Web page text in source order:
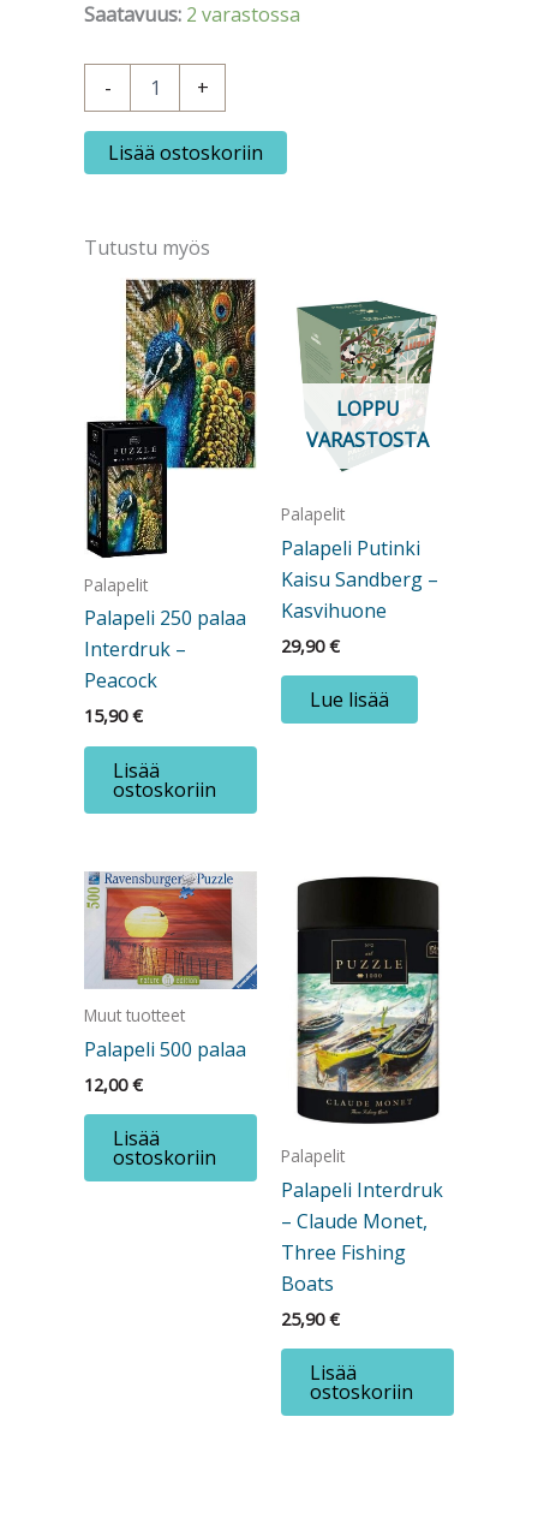
Saatavuus: 2 varastossa
-
Kunnas
1000-
palainen
+
Lisää ostoskoriin
Tutustu myös
Palapelit
Palapeli 250 palaa
Interdruk –
Peacock
15,90€
Lisää
ostoskoriin
LOPPU
VARASTOSTA
Palapelit
Palapeli Putinki
Kaisu Sandberg –
Kasvihuone
29,90€
Lue lisää
Muut tuotteet
Palapeli 500 palaa
12,00€
Lisää
ostoskoriin Palapelit
Palapeli Interdruk
– Claude Monet,
Three Fishing
Boats
25,90€
Lisää
ostoskoriin